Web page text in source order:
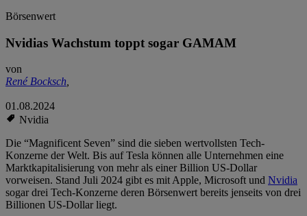
Börsenwert
Nvidias Wachstum toppt sogar GAMAM
von
René Bocksch,
01.08.2024
Nvidia
Die “Magnificent Seven” sind die sieben wertvollsten Tech-
Konzerne der Welt. Bis auf Tesla können alle Unternehmen eine
Marktkapitalisierung von mehr als einer Billion US-Dollar
vorweisen. Stand Juli 2024 gibt es mit Apple, Microsoft und Nvidia
sogar drei Tech-Konzerne deren Börsenwert bereits jenseits von drei
Billionen US-Dollar liegt.